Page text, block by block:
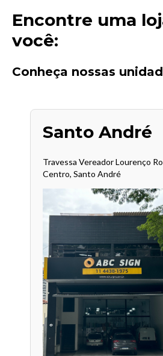
Encontre uma
você:
Conheça nossas
Santo André
Travessa Vereador Lourenço
Centro, Santo André